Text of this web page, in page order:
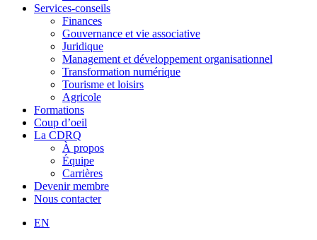
Services-conseils
Finances
Gouvernance et vie associative
Juridique
Management et développement organisationnel
Transformation numérique
Tourisme et loisirs
Agricole
Formations
Coup d’oeil
La CDRQ
À propos
Équipe
Carrières
Devenir membre
Nous contacter
EN